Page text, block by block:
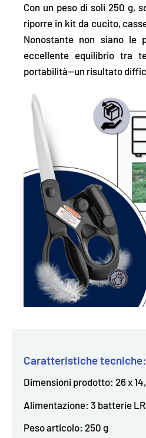
Con un peso di soli 250 g,
riporre in kit da cucito,
Nonostante non siano le
eccellente equilibrio tra
portabilità—un risultato
Caratteristiche tecniche:
Dimensioni prodotto: 26 x
Alimentazione: 3 batterie
Peso articolo: 250 g